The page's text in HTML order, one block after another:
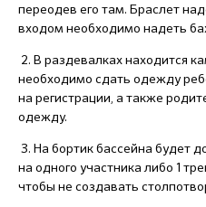
переодев его там. Браслет
входом необходимо надеть
2. В раздевалках находится
необходимо сдать одежду
на регистрации, а также
одежду.
3. На бортик бассейна будет
на одного участника либо 1
чтобы не создавать